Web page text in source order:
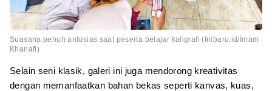
Suasana penuh antusias saat peserta belajar kaligrafi (Inibaru.id/Imam
Khanafi)
Selain seni klasik, galeri ini juga mendorong kreativitas
dengan memanfaatkan bahan bekas seperti kanvas, kuas,